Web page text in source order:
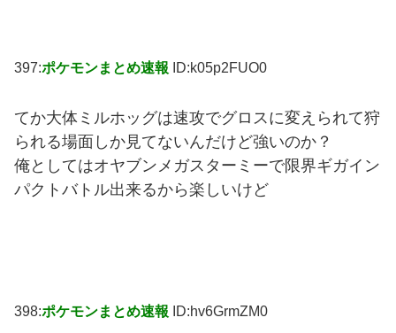
397:ポケモンまとめ速報 ID:k05p2FUO0
てか大体ミルホッグは速攻でグロスに変えられて狩
られる場面しか見てないんだけど強いのか？
俺としてはオヤブンメガスターミーで限界ギガイン
パクトバトル出来るから楽しいけど
398:ポケモンまとめ速報 ID:hv6GrmZM0